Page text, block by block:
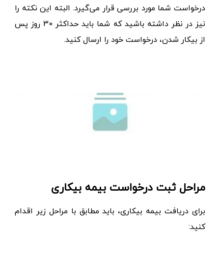
درخواست شما مورد بررسی قرار می‌گیرد. البته این نکته را
نیز در نظر داشته باشید که شما باید حداکثر 30 روز پس
از بیکار شدن، درخواست خود را ارسال کنید.
مراحل ثبت درخواست بیمه بیکاری